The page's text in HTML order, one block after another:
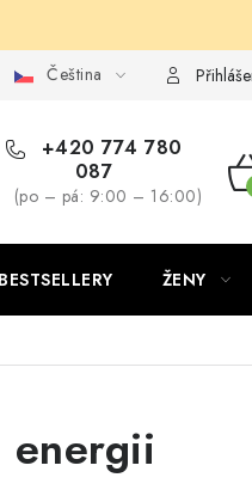
Čeština
+420 774 780
087
(po – pá: 9:00 – 16:00)
BESTSELLERY ŽENY
energii